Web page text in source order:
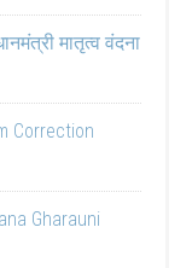
मातृत्व वंदना
Correction
Gharauni